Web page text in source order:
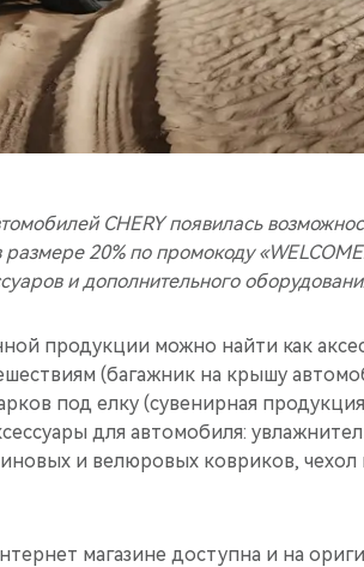
CHERY появилась
20% по промокоду
и дополнительного
продукции можно найти как
(багажник на крышу
под елку (сувенирная
для автомобиля:
и велюровых ковриков, чехол
магазине доступна и на